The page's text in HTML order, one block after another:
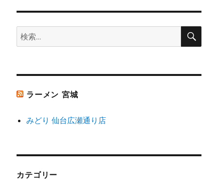
ン
検
索:
検
ラーメン 宮城
みどり 仙台広瀬通り店
カテゴリー